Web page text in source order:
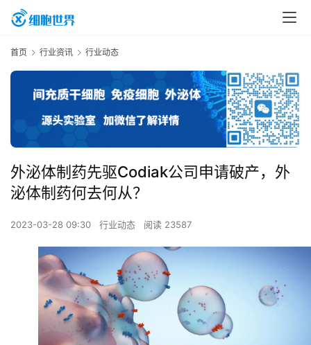
首页 行业资讯 行业动态
外泌体制药先驱Codiak公司申请破产，外
泌体制药何去何从？
2023-03-28 09:30 行业动态 阅读 23587